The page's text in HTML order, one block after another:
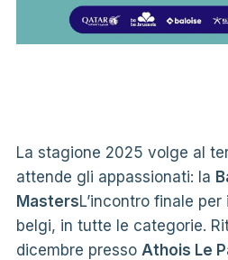
La stagione 2025 volge al
attende gli appassionati: la
MastersL’incontro finale
belgi, in tutte le categorie.
dicembre presso Athois Le